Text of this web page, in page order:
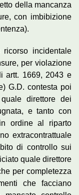
della mancanza
con imbibizione
incidentale
per violazione
artt. 1669, 2043 e
G.D. contesta poi
quale direttore dei
e tanto con
ordine al riparto
extracontrattuale
di controllo sui
quale direttore
per completezza
che facciano